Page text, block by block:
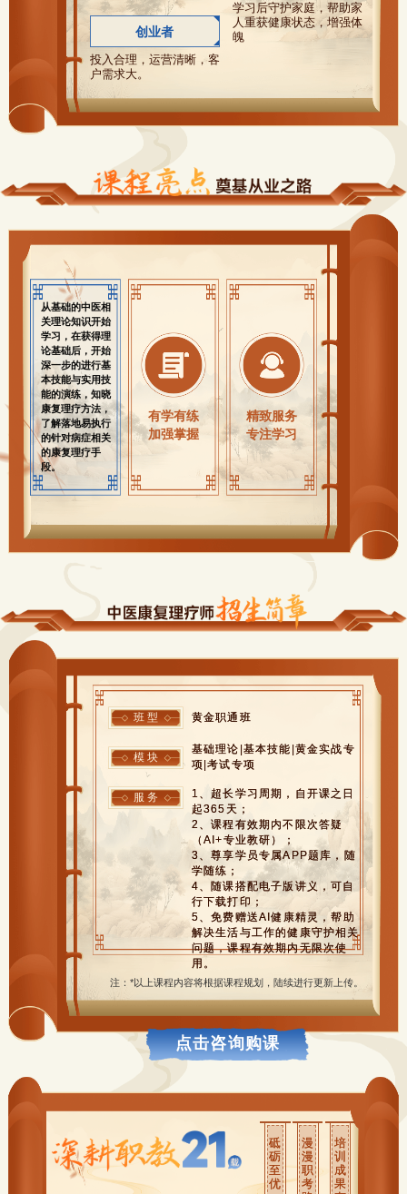
创业者
投入合理，运营清晰，客
户需求大。
学习后守护家庭，帮助家
人重获健康状态，增强体
魄
科学体系
聚焦从业
从基础的中医相
关理论知识开始
学习，在获得理
论基础后，开始
深一步的进行基
本技能与实用技
能的演练，知晓
康复理疗方法，
了解落地易执行
的针对病症相关
的康复理疗手
段。
有学有练
加强掌握
课程包含习题和
模拟卷和点题
课，帮助学习者
在学习与练习中
并具备稳定的对
考能力
精致服务
专注学习
核心教研强师
1V1在线答疑，
解决学习问题；
助力专注学习！
班 型 黄金职通班
模 块
基础理论|基本技能|黄金实战专
项|考试专项
服 务
1、超长学习周期，自开课之日
起365天；
2、课程有效期内不限次答疑
（AI+专业教研）；
3、尊享学员专属APP题库，随
学随练；
4、随课搭配电子版讲义，可自
行下载打印；
5、免费赠送AI健康精灵，帮助
解决生活与工作的健康守护相关
问题，课程有效期内无限次使
用。
注：*以上课程内容将根据课程规划，陆续进行更新上传。
点击咨询购课
砥
砺
至
优
漫
漫
职
考
培
训
成
果